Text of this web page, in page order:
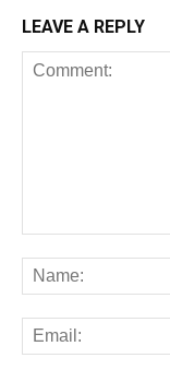
LEAVE A REPLY